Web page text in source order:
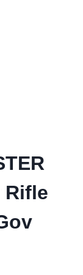
Rifle